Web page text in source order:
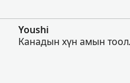
Youshi
Канадын хүн амын